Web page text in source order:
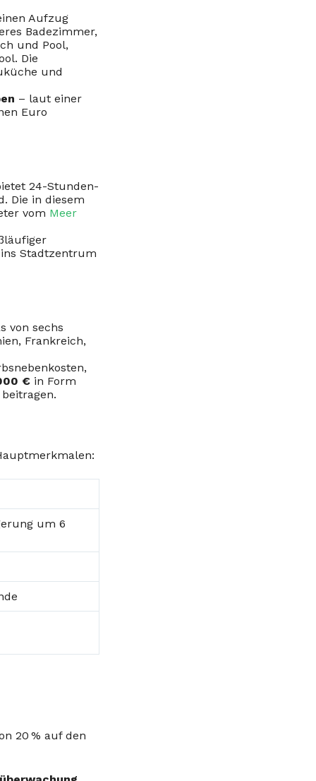
Aufzug
Badezimmer,
und Pool,
Die
und
– laut einer
Euro
24-Stunden-
Die in diesem
vom Meer
Stadtzentrum
von sechs
Frankreich,
€ in Form
um 6
20 % auf den